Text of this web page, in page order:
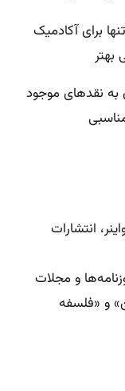
برای آکادمیک
بهتر
به نقدهای موجود
انتشارات
و مجلات
و «فلسفه